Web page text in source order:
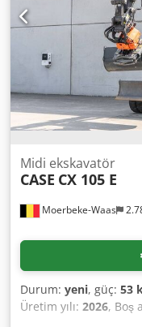
ve görsel durum *
için veya bir inceleme
bizimle iletişime
Ağırlık: 5.800 kg Yük
7.340 kg Teknik
Görsel Durum: Çok iyi
Haverhoek ile
Moerbeke-Waas
Midi ekskavatör
CASE CX 105 E
Durum: yeni, güç: 53
Üretim yılı: 2026, Boş
lütfen KEY-TEC